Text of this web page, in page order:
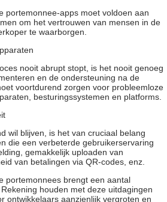
portemonnee-apps moet voldoen aan
om het vertrouwen van mensen in de
te waarborgen.
nooit abrupt stopt, is het nooit genoeg
en de ondersteuning na de
voortdurend zorgen voor probleemloze
besturingssystemen en platforms.
wil blijven, is het van cruciaal belang
die een verbeterde gebruikerservaring
gemakkelijk uploaden van
van betalingen via QR-codes, enz.
portemonnees brengt een aantal
houden met deze uitdagingen
ontwikkelaars aanzienlijk vergroten en